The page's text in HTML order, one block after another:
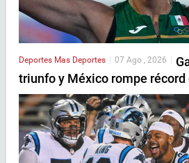
Deportes Mas Deportes | 07 Ago , 2026 |
triunfo y México rompe récord